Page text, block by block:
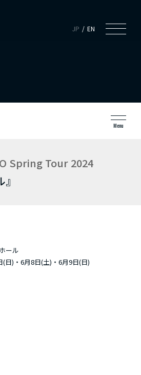
JP EN
Menu
Spring Tour 2024
ール
日)・6月8日(土)・6月9日(日)